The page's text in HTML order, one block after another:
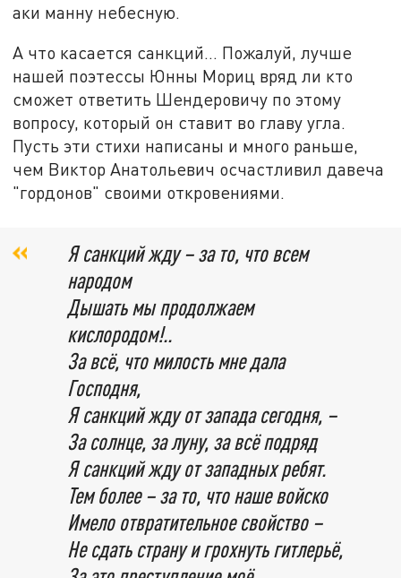
аки манну небесную.
А что касается санкций… Пожалуй, лучше
нашей поэтессы Юнны Мориц вряд ли кто
сможет ответить Шендеровичу по этому
вопросу, который он ставит во главу угла.
Пусть эти стихи написаны и много раньше,
чем Виктор Анатольевич осчастливил давеча
"гордонов" своими откровениями.
Я санкций жду – за то, что всем
народом
Дышать мы продолжаем
кислородом!..
За всё, что милость мне дала
Господня,
Я санкций жду от запада сегодня, –
За солнце, за луну, за всё подряд
Я санкций жду от западных ребят.
Тем более – за то, что наше войско
Имело отвратительное свойство –
Не сдать страну и грохнуть гитлерьё,